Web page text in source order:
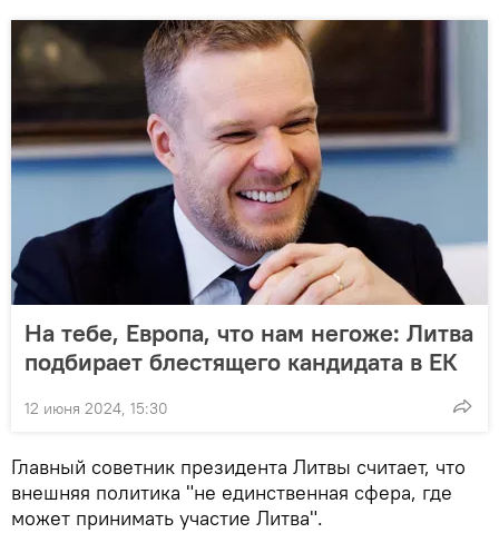
На тебе, Европа, что нам негоже: Литва
подбирает блестящего кандидата в ЕК
12 июня 2024, 15:30
Главный советник президента Литвы считает, что
внешняя политика "не единственная сфера, где
может принимать участие Литва".